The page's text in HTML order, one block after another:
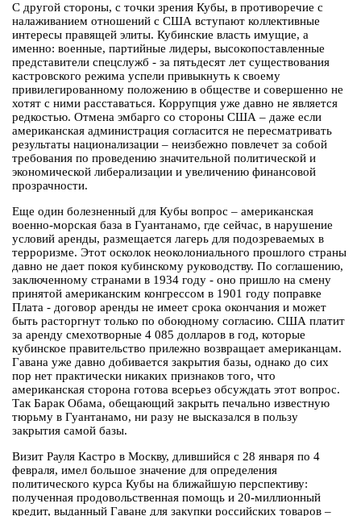
С другой стороны, с точки зрения Кубы, в противоречие с
налаживанием отношений с США вступают коллективные
интересы правящей элиты. Кубинские власть имущие, а
именно: военные, партийные лидеры, высокопоставленные
представители спецслужб - за пятьдесят лет существования
кастровского режима успели привыкнуть к своему
привилегированному положению в обществе и совершенно не
хотят с ними расставаться. Коррупция уже давно не является
редкостью. Отмена эмбарго со стороны США – даже если
американская администрация согласится не пересматривать
результаты национализации – неизбежно повлечет за собой
требования по проведению значительной политической и
экономической либерализации и увеличению финансовой
прозрачности.
Еще один болезненный для Кубы вопрос – американская
военно-морская база в Гуантанамо, где сейчас, в нарушение
условий аренды, размещается лагерь для подозреваемых в
терроризме. Этот осколок неоколониального прошлого страны
давно не дает покоя кубинскому руководству. По соглашению,
заключенному странами в 1934 году - оно пришло на смену
принятой американским конгрессом в 1901 году поправке
Плата - договор аренды не имеет срока окончания и может
быть расторгнут только по обоюдному согласию. США платит
за аренду смехотворные 4 085 долларов в год, которые
кубинское правительство прилежно возвращает американцам.
Гавана уже давно добивается закрытия базы, однако до сих
пор нет практически никаких признаков того, что
американская сторона готова всерьез обсуждать этот вопрос.
Так Барак Обама, обещающий закрыть печально известную
тюрьму в Гуантанамо, ни разу не высказался в пользу
закрытия самой базы.
Визит Рауля Кастро в Москву, длившийся с 28 января по 4
февраля, имел большое значение для определения
политического курса Кубы на ближайшую перспективу:
полученная продовольственная помощь и 20-миллионный
кредит, выданный Гаване для закупки российских товаров –